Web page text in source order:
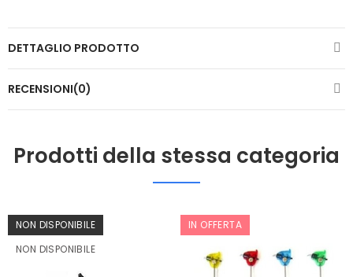
DETTAGLIO PRODOTTO
RECENSIONI(0)
Prodotti della stessa categoria
NON DISPONIBILE
NON DISPONIBILE
IN OFFERTA